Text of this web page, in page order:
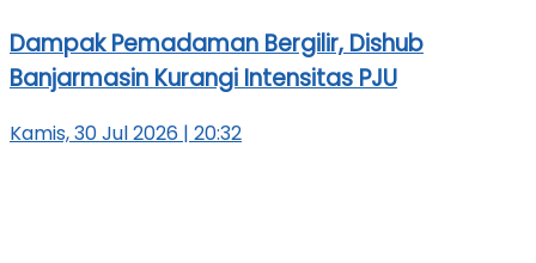
Dampak Pemadaman Bergilir, Dishub
Banjarmasin Kurangi Intensitas PJU
Kamis, 30 Jul 2026 | 20:32